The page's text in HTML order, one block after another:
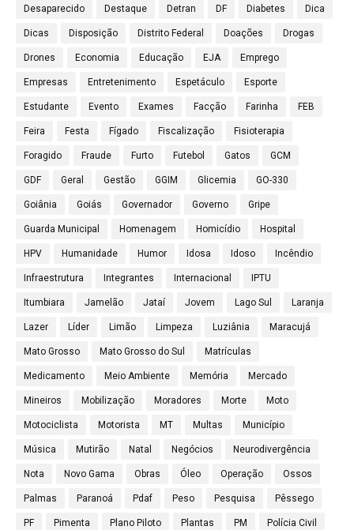
Desaparecido Destaque Detran DF Diabetes Dica
Dicas Disposição Distrito Federal Doações Drogas
Drones Economia Educação EJA Emprego
Empresas Entretenimento Espetáculo Esporte
Estudante Evento Exames Facção Farinha FEB
Feira Festa Fígado Fiscalização Fisioterapia
Foragido Fraude Furto Futebol Gatos GCM
GDF Geral Gestão GGIM Glicemia GO-330
Goiânia Goiás Governador Governo Gripe
Guarda Municipal Homenagem Homicídio Hospital
HPV Humanidade Humor Idosa Idoso Incêndio
Infraestrutura Integrantes Internacional IPTU
Itumbiara Jamelão Jataí Jovem Lago Sul Laranja
Lazer Líder Limão Limpeza Luziânia Maracujá
Mato Grosso Mato Grosso do Sul Matrículas
Medicamento Meio Ambiente Memória Mercado
Mineiros Mobilização Moradores Morte Moto
Motociclista Motorista MT Multas Município
Música Mutirão Natal Negócios Neurodivergência
Nota Novo Gama Obras Óleo Operação Ossos
Palmas Paranoá Pdaf Peso Pesquisa Pêssego
PF Pimenta Plano Piloto Plantas PM Polícia Civil